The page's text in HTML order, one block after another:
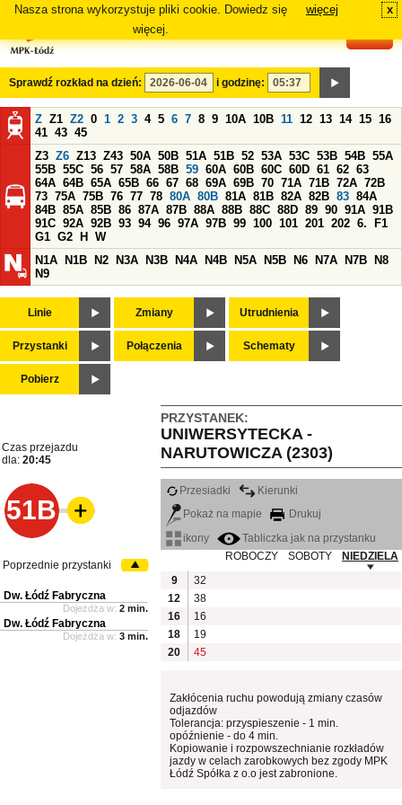
Nasza strona wykorzystuje pliki cookie. Dowiedz się
więcej.
więcej x
Sprawdź rozkład na dzień: i godzinę:
Z Z1 Z2 0 1 2 3 4 5 6 7 8 9 10A 10B 11 12 13 14 15 16
41 43 45
Z3 Z6 Z13 Z43 50A 50B 51A 51B 52 53A 53C 53B 54B 55A
55B 55C 56 57 58A 58B 59 60A 60B 60C 60D 61 62 63
64A 64B 65A 65B 66 67 68 69A 69B 70 71A 71B 72A 72B
73 75A 75B 76 77 78 80A 80B 81A 81B 82A 82B 83 84A
84B 85A 85B 86 87A 87B 88A 88B 88C 88D 89 90 91A 91B
91C 92A 92B 93 94 96 97A 97B 99 100 101 201 202 6.
F1
G1 G2 H
W
N1A
N1B N2 N3A N3B N4A N4B N5A N5B N6 N7A N7B
N8
N9
Linie Zmiany Utrudnienia
Przystanki Połączenia Schematy
Pobierz
PRZYSTANEK:
UNIWERSYTECKA -
NARUTOWICZA (2303)
Czas przejazdu
dla: 20:45
51B
Przesiadki
Kierunki
Pokaż na mapie
Drukuj
ikony
Tabliczka jak na przystanku
ROBOCZY
SOBOTY
NIEDZIELA
9
32
12
38
16
16
18
19
20
45
Zakłócenia ruchu powodują zmiany czasów
odjazdów
Tolerancja: przyspieszenie - 1 min.
opóźnienie - do 4 min.
Kopiowanie i rozpowszechnianie rozkładów
jazdy w celach zarobkowych bez zgody MPK
Łódź Spółka z o.o jest zabronione.
Poprzednie przystanki
Dw. Łódź Fabryczna
Dojeżdża w: 2 min.
Dw. Łódź Fabryczna
Dojeżdża w: 3 min.